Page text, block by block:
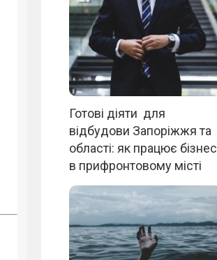
Готові діяти для
відбудови Запоріжжя та
області: як працює бізнес
в прифронтовому місті